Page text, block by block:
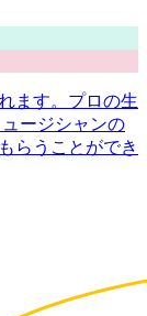
ます。プロの生
ージシャンの
らうことができ